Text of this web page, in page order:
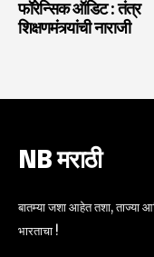
फॉरेन्सिक ऑडिट : तंत्र
शिक्षणमंत्र्यांची नाराजी
NB मराठी
बातम्या जशा आहेत तशा, ताज्या
भारताचा !